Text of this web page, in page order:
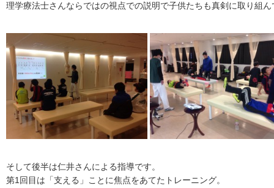
理学療法士さんならではの視点での説明で子供たちも真剣に取り組
そして後半は仁井さんによる指導です。
第1回目は「支える」ことに焦点をあてたトレーニング。